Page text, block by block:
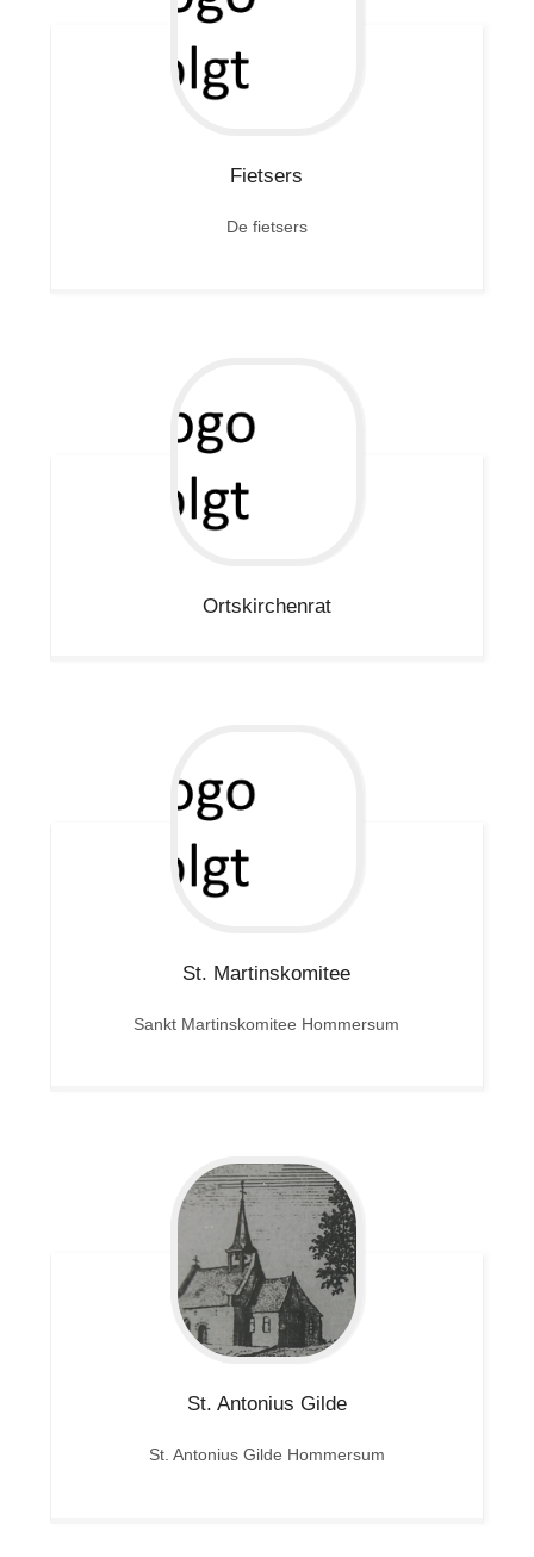
Fietsers
De fietsers
Ortskirchenrat
St. Martinskomitee
Sankt Martinskomitee Hommersum
St. Antonius Gilde
St. Antonius Gilde Hommersum